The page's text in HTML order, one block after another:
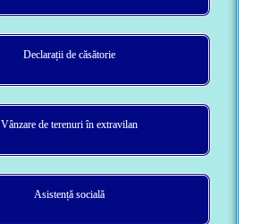
Declarații de căsătorie
Vânzare de terenuri în extravilan
Asistență socială